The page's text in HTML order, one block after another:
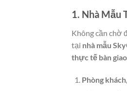
1. Nhà Mẫu
Không cần chờ
tại nhà mẫu
thực tế bàn giao
Phòng